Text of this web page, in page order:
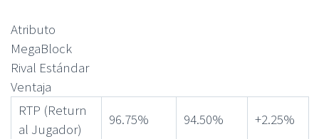
Atributo
MegaBlock
Rival Estándar
Ventaja
RTP (Return
al Jugador)
96.75% 94.50% +2.25%